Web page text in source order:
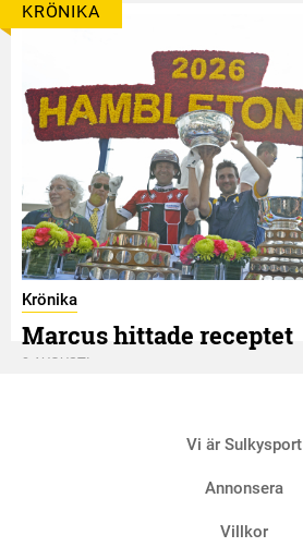
KRÖNIKA
Krönika
Marcus hittade receptet
9 AUGUSTI
Vi är Sulkysport
Annonsera
Villkor